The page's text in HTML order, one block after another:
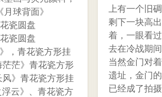
球背面》
瓷圆盘
瓷圆盘
，青花瓷方形挂
茫》青花瓷方形
》青花瓷方形挂
云》、青花瓷方
上有一个旧
剩下一块高
着，一眼看
去在冷战期
当然金门对
遗址，金门
已经成了拍